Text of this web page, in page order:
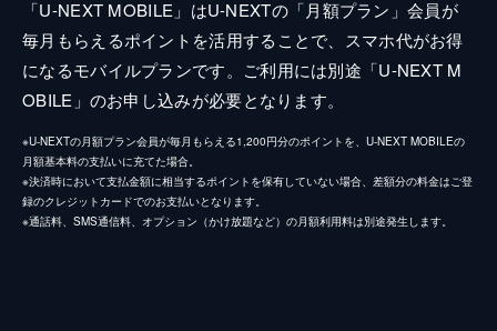
「U-NEXT MOBILE」はU-NEXTの「月額プラン」会員が
毎月もらえるポイントを活用することで、スマホ代がお得
になるモバイルプランです。ご利用には別途「U-NEXT M
OBILE」のお申し込みが必要となります。
※U-NEXTの月額プラン会員が毎月もらえる1,200円分のポイントを、U-NEXT MOBILEの
月額基本料の支払いに充てた場合。
※決済時において支払金額に相当するポイントを保有していない場合、差額分の料金はご登
録のクレジットカードでのお支払いとなります。
※通話料、SMS通信料、オプション（かけ放題など）の月額利用料は別途発生します。